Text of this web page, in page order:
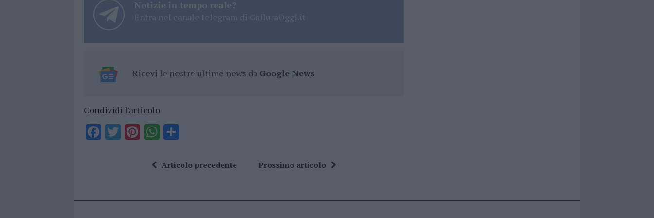
Notizie in tempo reale?
Entra nel canale telegram di GalluraOggi.it
Ricevi le nostre ultime news da Google News
Condividi l'articolo
F T Pi
te
W
ata
Articolo precedente Prossimo articolo